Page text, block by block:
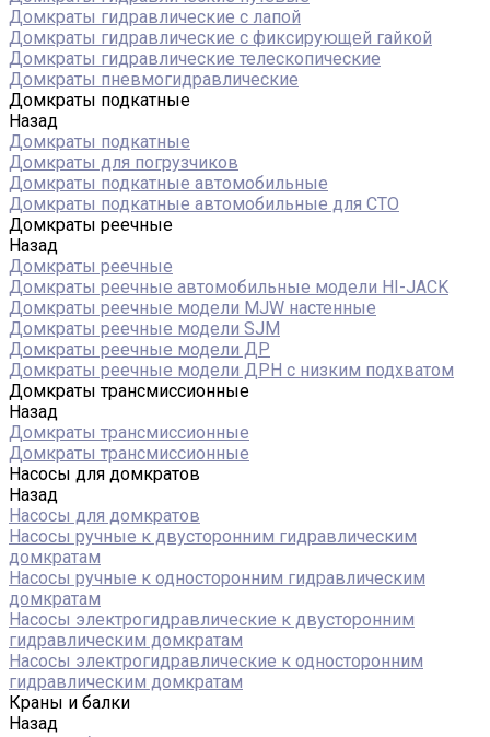
Домкраты гидравлические с лапой
Домкраты гидравлические с фиксирующей гайкой
Домкраты гидравлические телескопические
Домкраты пневмогидравлические
Домкраты подкатные
Назад
Домкраты подкатные
Домкраты для погрузчиков
Домкраты подкатные автомобильные
Домкраты подкатные автомобильные для СТО
Домкраты реечные
Назад
Домкраты реечные
Домкраты реечные автомобильные модели HI-JACK
Домкраты реечные модели MJW настенные
Домкраты реечные модели SJM
Домкраты реечные модели ДР
Домкраты реечные модели ДРН с низким подхватом
Домкраты трансмиссионные
Назад
Домкраты трансмиссионные
Домкраты трансмиссионные
Насосы для домкратов
Назад
Насосы для домкратов
Насосы ручные к двусторонним гидравлическим
домкратам
Насосы ручные к односторонним гидравлическим
домкратам
Насосы электрогидравлические к двусторонним
гидравлическим домкратам
Насосы электрогидравлические к односторонним
гидравлическим домкратам
Краны и балки
Назад